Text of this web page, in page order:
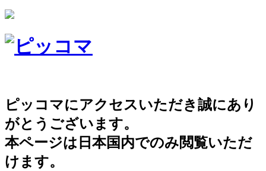
ピッコマにアクセスいただき誠にあり
がとうございます。
本ページは日本国内でのみ閲覧いただ
けます。